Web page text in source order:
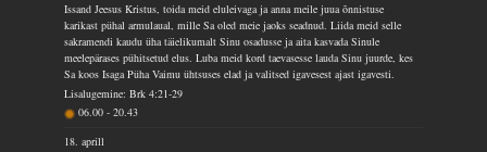
Issand Jeesus Kristus, toida meid eluleivaga ja anna meile juua õnnistuse
karikast pühal armulaual, mille Sa oled meie jaoks seadnud. Liida meid selle
sakramendi kaudu üha täielikumalt Sinu osadusse ja aita kasvada Sinule
meelepärases pühitsetud elus. Luba meid kord taevasesse lauda Sinu juurde, kes
Sa koos Isaga Püha Vaimu ühtsuses elad ja valitsed igavesest ajast igavesti.
Lisalugemine: Brk 4:21-29
06.00-20.43
18. aprill